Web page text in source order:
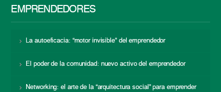
EMPRENDEDORES
La autoeficacia: “motor invisible” del emprendedor
El poder de la comunidad: nuevo activo del emprendedor
Networking: el arte de la “arquitectura social” para emprender